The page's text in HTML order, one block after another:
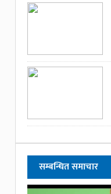
सम्बन्धित समाचार